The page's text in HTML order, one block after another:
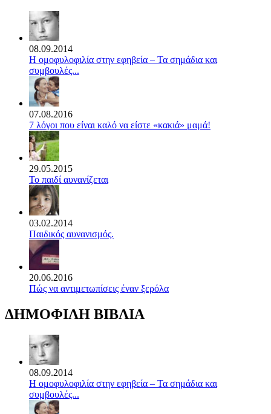
08.09.2014
Η ομοφυλοφιλία στην εφηβεία – Τα σημάδια και
συμβουλές...
07.08.2016
7 λόγοι που είναι καλό να είστε «κακιά» μαμά!
29.05.2015
Το παιδί αυνανίζεται
03.02.2014
Παιδικός αυνανισμός.
20.06.2016
Πώς να αντιμετωπίσεις έναν ξερόλα
ΔΗΜΟΦΙΛΗ ΒΙΒΛΙΑ
08.09.2014
Η ομοφυλοφιλία στην εφηβεία – Τα σημάδια και
συμβουλές...